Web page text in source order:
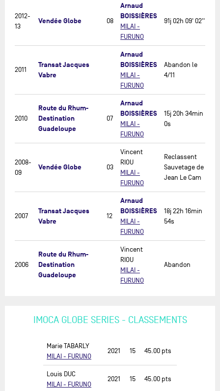
2012-
13
Vendée Globe 08
Arnaud
BOISSIÈRES
MILAI -
FURUNO
91j 02h 09' 02''
2011
Transat Jacques
Vabre
Arnaud
BOISSIÈRES
MILAI -
FURUNO
Abandon le
4/11
2010
Route du Rhum-
Destination
Guadeloupe
07
Arnaud
BOISSIÈRES
MILAI -
FURUNO
15j 20h 34min
0s
2008-
09
Vendée Globe 03
Vincent
RIOU
MILAI -
FURUNO
Reclassent
Sauvetage de
Jean Le Cam
2007
Transat Jacques
Vabre
12
Arnaud
BOISSIÈRES
MILAI -
FURUNO
18j 22h 16min
54s
2006
Route du Rhum-
Destination
Guadeloupe
Vincent
RIOU
MILAI -
FURUNO
Abandon
IMOCA GLOBE SERIES - CLASSEMENTS
Marie TABARLY
MILAI - FURUNO
2021 15 45.00 pts
Louis DUC
MILAI - FURUNO
2021 15 45.00 pts